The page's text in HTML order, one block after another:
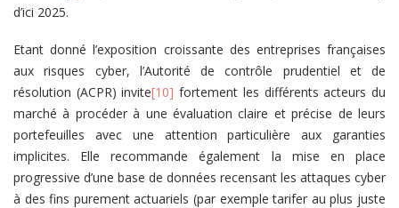
d’ici 2025.
Etant donné l’exposition croissante des entreprises françaises
aux risques cyber, l’Autorité de contrôle prudentiel et de
résolution (ACPR) invite[10] fortement les différents acteurs du
marché à procéder à une évaluation claire et précise de leurs
portefeuilles avec une attention particulière aux garanties
implicites. Elle recommande également la mise en place
progressive d’une base de données recensant les attaques cyber
à des fins purement actuariels (par exemple tarifer au plus juste